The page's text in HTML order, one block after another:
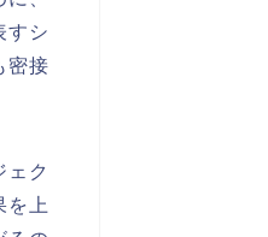
すシ
密接
ェク
を上